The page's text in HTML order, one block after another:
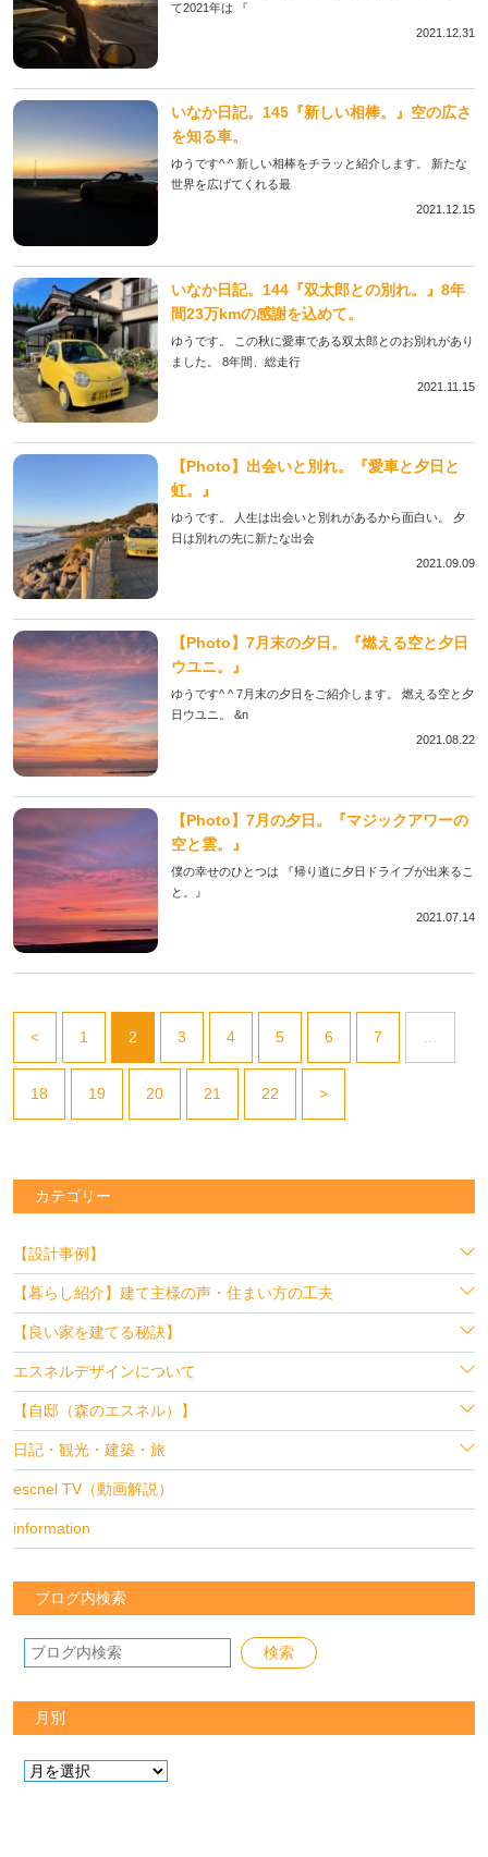
て2021年は 『
2021.12.31
いなか日記。145『新しい相棒。』空の広さ
を知る車。
ゆうです^ ^ 新しい相棒をチラッと紹介します。 新たな
世界を広げてくれる最
2021.12.15
いなか日記。144『双太郎との別れ。』8年
間23万kmの感謝を込めて。
ゆうです。 この秋に愛車である双太郎とのお別れがあり
ました。 8年間、総走行
2021.11.15
【Photo】出会いと別れ。『愛車と夕日と
虹。』
ゆうです。 人生は出会いと別れがあるから面白い。 夕
日は別れの先に新たな出会
2021.09.09
【Photo】7月末の夕日。『燃える空と夕日
ウユニ。』
ゆうです^ ^ 7月末の夕日をご紹介します。 燃える空と夕
日ウユニ。 &n
2021.08.22
【Photo】7月の夕日。『マジックアワーの
空と雲。』
僕の幸せのひとつは 『帰り道に夕日ドライブが出来るこ
と。』
2021.07.14
< 1 2 3 4 5 6 7
18 19 20 21 22 >
カテゴリー
【設計事例】
【暮らし紹介】建て主様の声・住まい方の工夫
【良い家を建てる秘訣】
エスネルデザインについて
【自邸（森のエスネル）】
日記・観光・建築・旅
escnel TV（動画解説）
information
ブログ内検索
月別